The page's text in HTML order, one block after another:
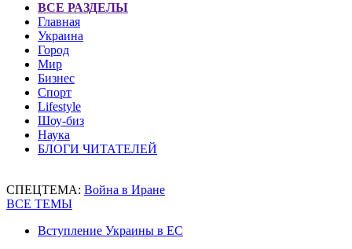
ВСЕ РАЗДЕЛЫ
Главная
Украина
Город
Мир
Бизнес
Спорт
Lifestyle
Шоу-биз
Наука
БЛОГИ ЧИТАТЕЛЕЙ
СПЕЦТЕМА: Война в Иране
ВСЕ ТЕМЫ
Вступление Украины в ЕС